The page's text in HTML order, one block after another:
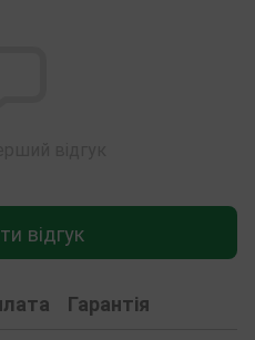
відгук
Гарантія